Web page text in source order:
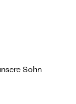
Sohn